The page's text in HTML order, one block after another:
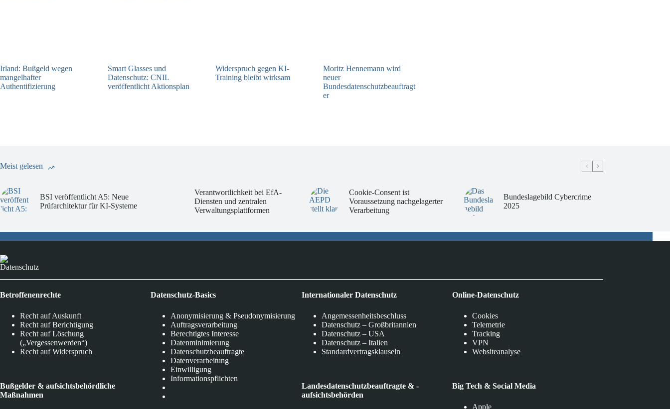
Irland: Bußgeld wegen
mangelhafter
Authentifizierung
Smart Glasses und
Datenschutz: CNIL
veröffentlicht Aktionsplan
Widerspruch gegen KI-
Training bleibt wirksam
Moritz Hennemann wird
neuer
Bundesdatenschutzbeauftragt
er
Meist gelesen
BSI veröffentlicht A5: Neue
Prüfarchitektur für KI-Systeme
Verantwortlichkeit bei EfA-
Diensten und zentralen
Verwaltungsplattformen
Cookie-Consent ist
Voraussetzung nachgelagerter
Verarbeitung
Bundeslagebild Cybercrime
2025
Datenschutz
Betroffenenrechte
Recht auf Auskunft
Recht auf Berichtigung
Recht auf Löschung
(„Vergessenwerden“)
Recht auf Widerspruch
Bußgelder & aufsichtsbehördliche
Maßnahmen
Datenschutz-Basics
Anonymisierung & Pseudonymisierung
Auftragsverarbeitung
Berechtigtes Interesse
Datenminimierung
Datenschutzbeauftragte
Datenverarbeitung
Einwilligung
Informationspflichten
Internationaler Datenschutz
Angemessenheitsbeschluss
Datenschutz – Großbritannien
Datenschutz – USA
Datenschutz – Italien
Standardvertragsklauseln
Landesdatenschutzbeauftragte & -
aufsichtsbehörden
Online-Datenschutz
Cookies
Telemetrie
Tracking
VPN
Websiteanalyse
Big Tech & Social Media
Apple